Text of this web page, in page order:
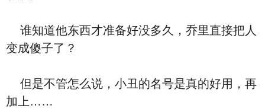
谁知道他东西才准备好没多久，乔里直接把人
变成傻子了？
但是不管怎么说，小丑的名号是真的好用，再
加上……